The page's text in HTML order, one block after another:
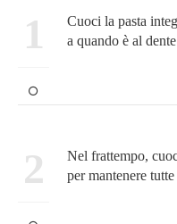
1
Cuoci la pasta
a quando è al
2
Nel frattempo,
per mantenere